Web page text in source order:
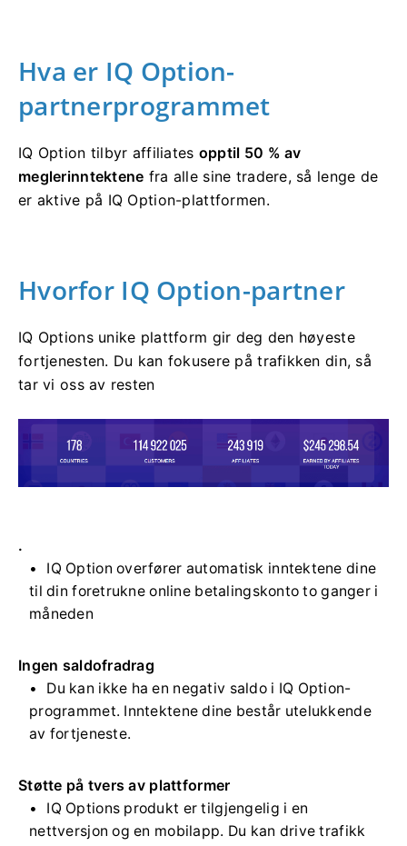
Hva er IQ Option-
partnerprogrammet
IQ Option tilbyr affiliates opptil 50 % av
meglerinntektene fra alle sine tradere, så lenge de
er aktive på IQ Option-plattformen.
Hvorfor IQ Option-partner
IQ Options unike plattform gir deg den høyeste
fortjenesten. Du kan fokusere på trafikken din, så
tar vi oss av resten
.
IQ Option overfører automatisk inntektene dine
til din foretrukne online betalingskonto to ganger i
måneden
Ingen saldofradrag
Du kan ikke ha en negativ saldo i IQ Option-
programmet. Inntektene dine består utelukkende
av fortjeneste.
Støtte på tvers av plattformer
IQ Options produkt er tilgjengelig i en
nettversjon og en mobilapp. Du kan drive trafikk